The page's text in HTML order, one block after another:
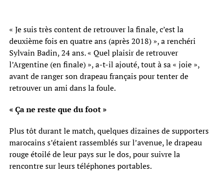
« Je suis très content de retrouver la finale, c’est la
deuxième fois en quatre ans (après 2018) », a renchéri
Sylvain Badin, 24 ans. « Quel plaisir de retrouver
l’Argentine (en finale) », a-t-il ajouté, tout à sa « joie »,
avant de ranger son drapeau français pour tenter de
retrouver un ami dans la foule.
« Ça ne reste que du foot »
Plus tôt durant le match, quelques dizaines de supporters
marocains s’étaient rassemblés sur l’avenue, le drapeau
rouge étoilé de leur pays sur le dos, pour suivre la
rencontre sur leurs téléphones portables.